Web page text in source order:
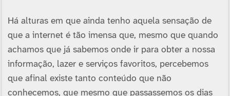
Há alturas em que ainda tenho aquela sensação de
que a internet é tão imensa que, mesmo que quando
achamos que já sabemos onde ir para obter a nossa
informação, lazer e serviços favoritos, percebemos
que afinal existe tanto conteúdo que não
conhecemos, que mesmo que passassemos os dias